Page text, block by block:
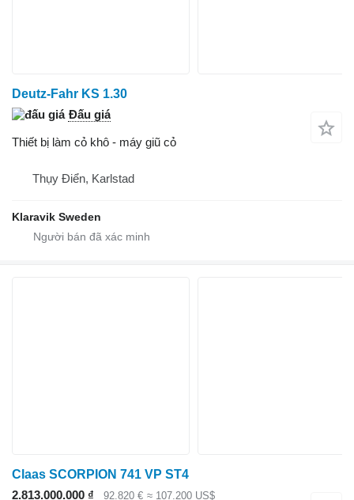
Deutz-Fahr KS 1.30
Đấu giá
Thiết bị làm cỏ khô - máy giũ cỏ
Thụy Điển, Karlstad
Klaravik Sweden
Claas SCORPION 741 VP ST4
2.813.000.000 ₫
92.820 € ≈ 107.200 US$